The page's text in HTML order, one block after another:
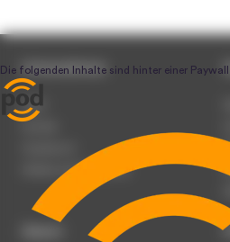
Unternehmen
Team
Werben auf podcast.de